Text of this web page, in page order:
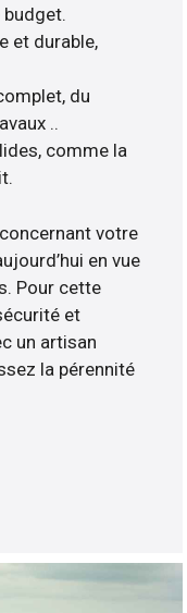
et durable,
du
..
comme la
votre
en vue
Pour cette
et
un artisan
la pérennité